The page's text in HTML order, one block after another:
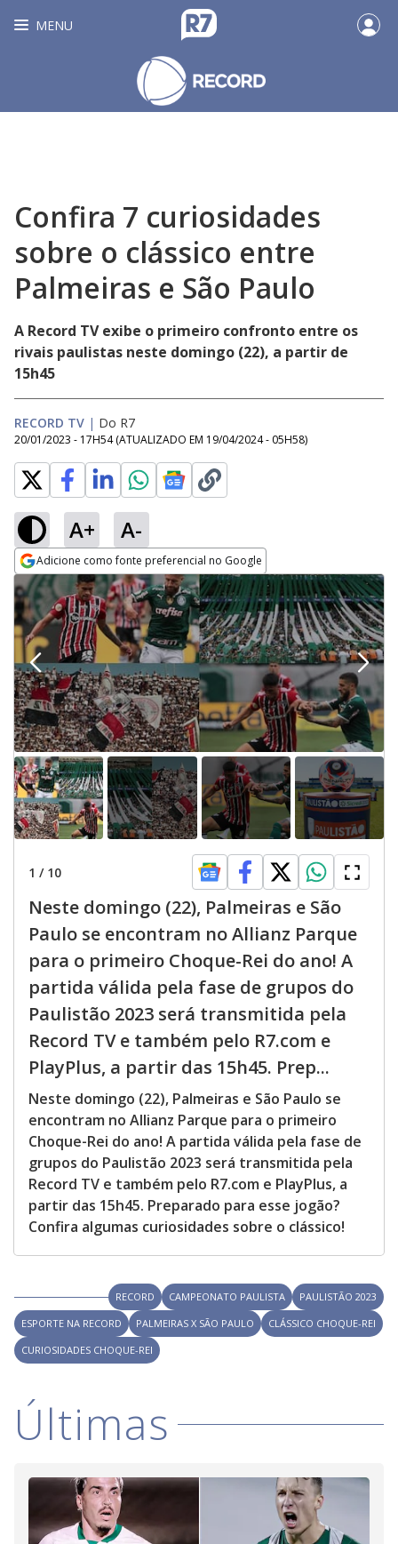
MENU
Confira 7 curiosidades
sobre o clássico entre
Palmeiras e São Paulo
A Record TV exibe o primeiro confronto entre os
rivais paulistas neste domingo (22), a partir de
15h45
RECORD TV | Do R7
20/01/2023 - 17H54 (ATUALIZADO EM 19/04/2024 - 05H58)
A+ A-
Adicione como fonte preferencial no Google
Opens in new window
1 / 10
Neste domingo (22), Palmeiras e São
Paulo se encontram no Allianz Parque
para o primeiro Choque-Rei do ano! A
partida válida pela fase de grupos do
Paulistão 2023 será transmitida pela
Record TV e também pelo R7.com e
PlayPlus, a partir das 15h45. Prep...
Neste domingo (22), Palmeiras e São Paulo se
encontram no Allianz Parque para o primeiro
Choque-Rei do ano! A partida válida pela fase de
grupos do Paulistão 2023 será transmitida pela
Record TV e também pelo R7.com e PlayPlus, a
partir das 15h45. Preparado para esse jogão?
Confira algumas curiosidades sobre o clássico!
RECORD CAMPEONATO PAULISTA
PAULISTÃO 2023
ESPORTE NA RECORD
PALMEIRAS X SÃO PAULO
CLÁSSICO CHOQUE-REI
CURIOSIDADES CHOQUE-REI
Últimas